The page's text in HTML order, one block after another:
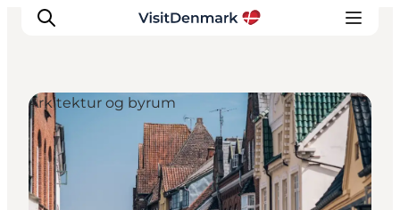
Inspirasjon
Reisemål
Aktiviteter
Arkitektur og byrum